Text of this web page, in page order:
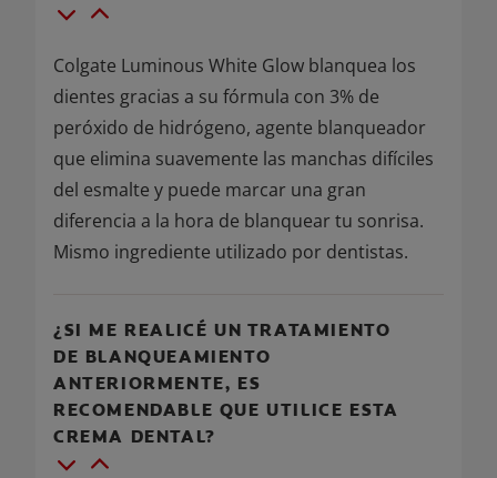
Colgate Luminous White Glow blanquea los
dientes gracias a su fórmula con 3% de
peróxido de hidrógeno, agente blanqueador
que elimina suavemente las manchas difíciles
del esmalte y puede marcar una gran
diferencia a la hora de blanquear tu sonrisa.
Mismo ingrediente utilizado por dentistas.
¿SI ME REALICÉ UN TRATAMIENTO
DE BLANQUEAMIENTO
ANTERIORMENTE, ES
RECOMENDABLE QUE UTILICE ESTA
CREMA DENTAL?